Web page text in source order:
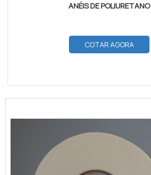
ANÉIS DE POLIURETANO
COTAR AGORA